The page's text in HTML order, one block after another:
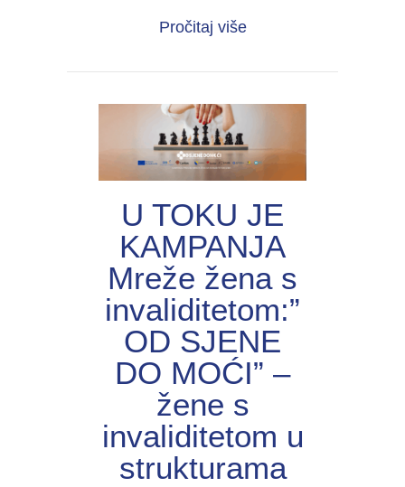
Pročitaj višeabout UNIJА
U TOKU JE
KAMPANJA
Mreže žena s
invaliditetom:”
OD SJENE
DO MOĆI” –
žene s
invaliditetom u
strukturama